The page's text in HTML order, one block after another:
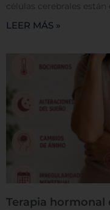
células cerebrales están
LEER MÁS »
Terapia hormonal
Permitir todas
Sistema de
Cookies
Cookies